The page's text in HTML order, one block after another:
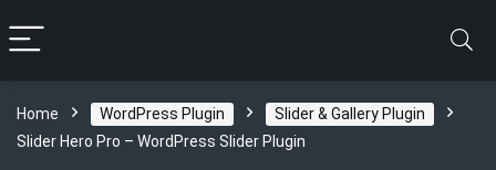
Home WordPress Plugin
Slider & Gallery Plugin
Slider Hero Pro – WordPress Slider Plugin